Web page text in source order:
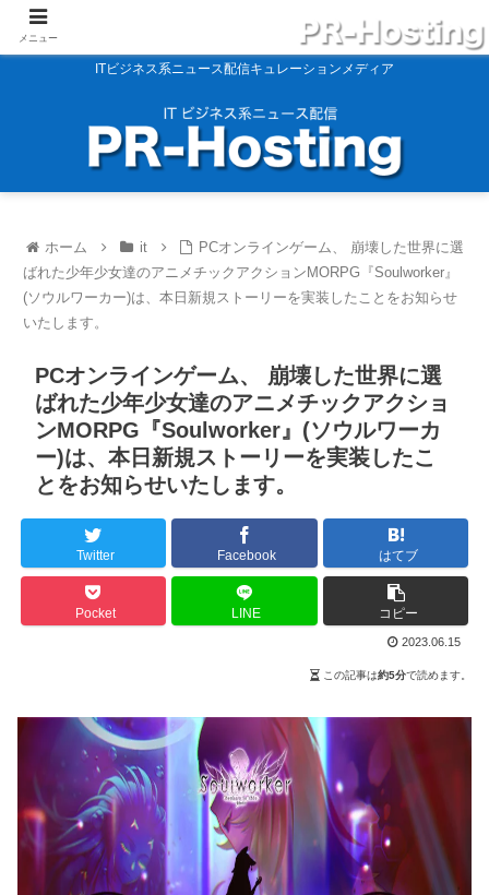
ITビジネス系ニュース配信キュレーションメディア
ホーム it
PCオンラインゲーム、 崩壊した世界に選
ばれた少年少女達のアニメチックアクションMORPG『Soulworker』
(ソウルワーカー)は、本日新規ストーリーを実装したことをお知らせ
いたします。
PCオンラインゲーム、 崩壊した世界に選
ばれた少年少女達のアニメチックアクショ
ンMORPG『Soulworker』(ソウルワーカ
ー)は、本日新規ストーリーを実装したこ
とをお知らせいたします。
Twitter Facebook はてブ
Pocket LINE コピー
2023.06.15
この記事は約5分で読めます。
メニュー